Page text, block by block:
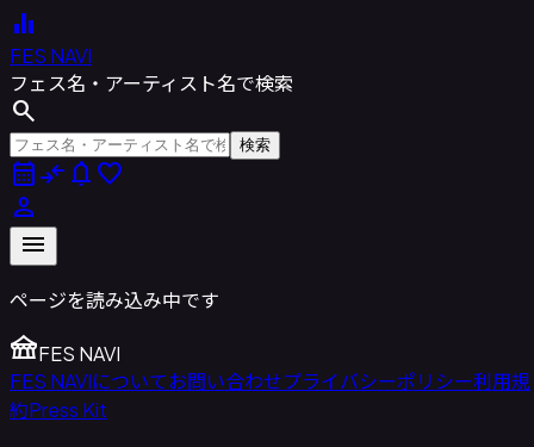
equalizer
FES NAVI
フェス名・アーティスト名で検索
search
検索
calendar_monthcompare_arrows notifications favorite
person
menu
ページを読み込み中です
festivalFES NAVI
FES NAVIについてお問い合わせプライバシーポリシー利用規
約Press Kit